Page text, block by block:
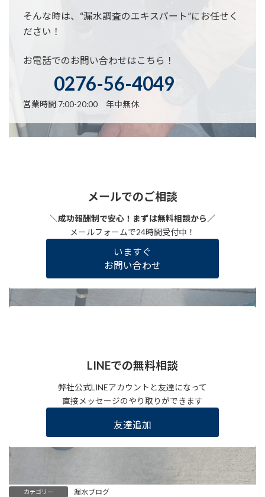
そんな時は、“漏水調査のエキスパート”にお任せく
ださい！
お電話でのお問い合わせはこちら！
0276-56-4049
営業時間 7:00-20:00 年中無休
メールでのご相談
＼成功報酬制で安心！まずは無料相談から／
メールフォームで24時間受付中！
いますぐ
お問い合わせ
LINEでの無料相談
弊社公式LINEアカウントと友達になって
直接メッセージのやり取りができます
友達追加
カテゴリー 漏水ブログ